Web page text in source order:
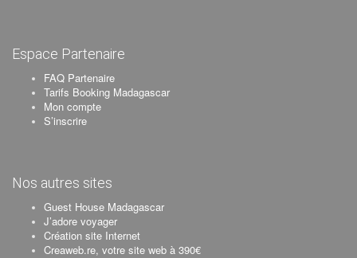
Espace Partenaire
FAQ Partenaire
Tarifs Booking Madagascar
Mon compte
S’inscrire
Nos autres sites
Guest House Madagascar
J’adore voyager
Création site Internet
Creaweb.re, votre site web à 390€